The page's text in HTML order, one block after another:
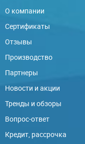
О компании
Сертификаты
Отзывы
Производство
Партнеры
Новости и акции
Тренды и обзоры
Вопрос-ответ
Кредит, рассрочка